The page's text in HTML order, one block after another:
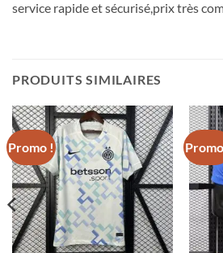
service rapide et sécurisé,prix très
PRODUITS SIMILAIRES
Promo !